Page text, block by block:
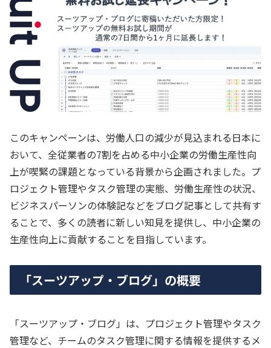
このキャンペーンは、労働人口の減少が見込まれる日本に
おいて、全従業者の7割を占める中小企業の労働生産性向
上が喫緊の課題となっている背景から企画されました。プ
ロジェクト管理やタスク管理の実態、労働生産性の状況、
ビジネスパーソンの体験記などをブログ記事として共有す
ることで、多くの読者に新しい知見を提供し、中小企業の
生産性向上に貢献することを目指しています。
「スーツアップ・ブログ」の概要
「スーツアップ・ブログ」は、プロジェクト管理やタスク
管理など、チームのタスク管理に関する情報を提供するメ